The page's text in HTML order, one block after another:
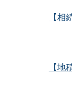
【
【